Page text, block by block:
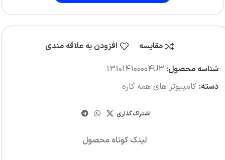
مقایسه
افزودن به علاقه مندی
شناسه محصول: 131014100004U3
دسته: کامپیوتر های همه کاره
اشتراک گذاری
لینک کوتاه محصول